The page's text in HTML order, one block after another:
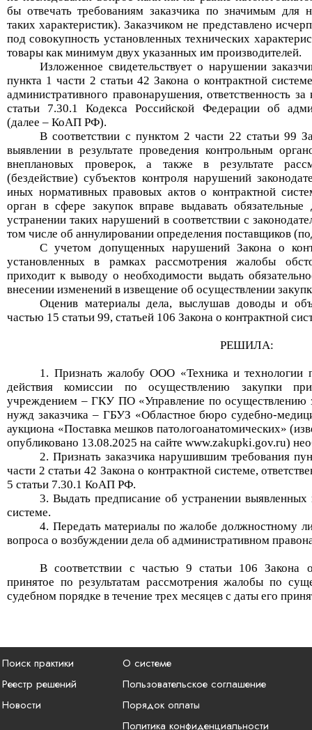
бы отвечать требованиям заказчика по значимым для
таких характеристик). Заказчиком не представлено
под совокупность установленных технических
товары как минимум двух указанных им производителей.
Изложенное свидетельствует о нарушении
пункта 1 части 2 статьи 42 Закона о контрактной
административного правонарушения, ответственность за
статьи 7.30.1Кодекса Российской Федерации об
(далее – КоАП РФ).
В соответствии с пунктом 2 части 22 статьи 99
выявлении в результате проведения контрольным
внеплановых проверок, а также в результате
(бездействие) субъектов контроля нарушений
иных нормативных правовых актов о контрактной
орган в сфере закупок вправе выдавать
устранении таких нарушений в соответствии с
том числе об аннулировании определения поставщиков
С учетом допущенных нарушений Закона о
установленных в рамках рассмотрения жалобы
приходит к выводу о необходимости выдать
внесении изменений в извещение об осуществлении
Оценив материалы дела, выслушав доводы и
частью 15 статьи 99, статьей 106 Закона о контрактной
РЕШИЛА:
1. Признать жалобуООО «Техника и технологии
действия комиссии по осуществлению закупки
учреждением – ГКУ ПО «Управление по осуществлению
нужд заказчика – ГБУЗ «Областное бюро судебно-
аукциона «Поставка мешков патологоанатомических»
опубликовано 13.08.2025 на сайте www.zakupki.gov.ru) не
2. Признать заказчика нарушившим требования
части 2 статьи 42 Закона о контрактной системе,
5 статьи 7.30.1 КоАП РФ.
3. Выдать предписание об устранении
системе.
4. Передать материалы по жалобе должностному
вопроса о возбуждении дела об административном
В соответствии с частью 9 статьи 106 Закона
принятое по результатам рассмотрения жалобы по
судебном порядке в течение трех месяцев с даты его
Поиск практики
Реестр решений
Новости
О системе
Пользовательское соглашение
Порядок оплаты
Политика конфиденциальности